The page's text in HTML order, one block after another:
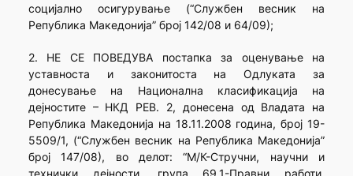
социјално осигурување (“Службен весник на
Република Македонија” број 142/08 и 64/09);
2. НЕ СЕ ПОВЕДУВА постапка за оценување на
уставноста и законитоста на Одлуката за
донесување на Национална класификација на
дејностите – НКД РЕВ. 2, донесена од Владата на
Република Македонија на 18.11.2008 година, број 19-
5509/1, (“Службен весник на Република Македонија”
број 147/08), во делот: “М/К-Стручни, научни и